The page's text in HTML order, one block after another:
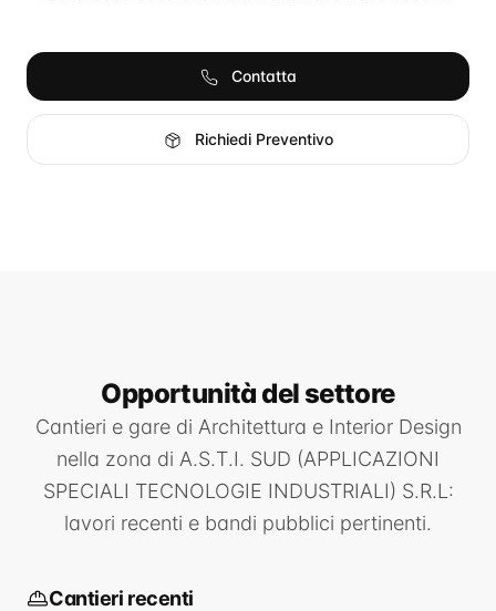
Contatta
Richiedi Preventivo
Opportunitàdel settore
Cantieri e gare di Architettura e Interior Design
nella zona di A.S.T.I. SUD (APPLICAZIONI
SPECIALI TECNOLOGIE INDUSTRIALI) S.R.L :
lavori recenti e bandi pubblici pertinenti.
Cantieri recenti